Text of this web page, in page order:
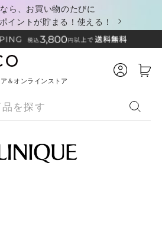
ら、お買い物のたびに
イントが貯まる！使える！
＆オンラインストア